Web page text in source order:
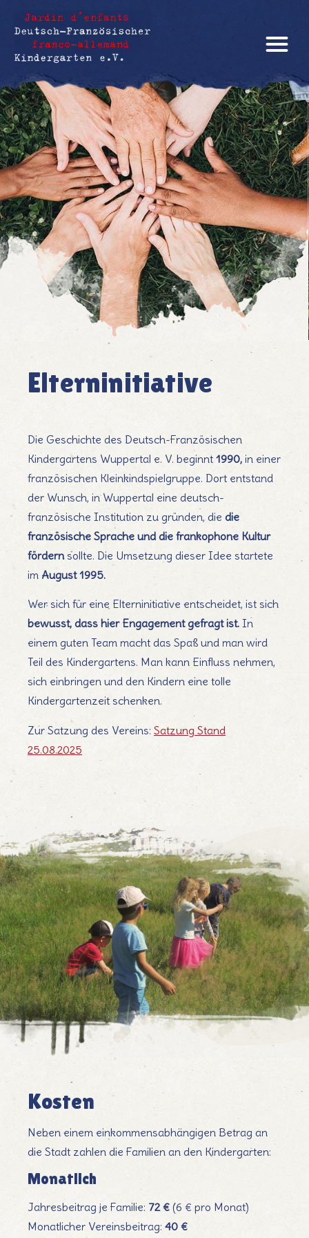
Elterninitiative
Association gérée
par les parents
Die Geschichte des Deutsch-Französischen
Kindergartens Wuppertal e. V. beginnt 1990, in einer
französischen Kleinkindspielgruppe. Dort entstand
der Wunsch, in Wuppertal eine deutsch-
französische Institution zu gründen, die die
französische Sprache und die frankophone Kultur
fördernsollte. Die Umsetzung dieser Idee startete
im August 1995.
Wer sich für eine Elterninitiative entscheidet, ist sich
bewusst, dass hier Engagement gefragt ist. In
einem guten Team macht das Spaß und man wird
Teil des Kindergartens. Man kann Einfluss nehmen,
sich einbringen und den Kindern eine tolle
Kindergartenzeit schenken.
Zur Satzung des Vereins: Satzung Stand
25.08.2025
Kosten
Frais
Neben einem einkommensabhängigen Betrag an
die Stadt zahlen die Familien an den Kindergarten:
Monatlich
Jahresbeitrag je Familie: 72 € (6 € pro Monat)
Monatlicher Vereinsbeitrag: 40 €